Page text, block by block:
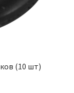
(10 шт)